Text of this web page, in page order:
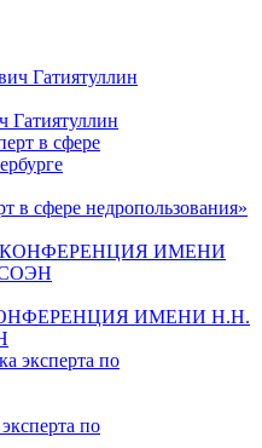
Гатиятуллин
в сфере недропользования»
ИМЕНИ Н.Н.
по